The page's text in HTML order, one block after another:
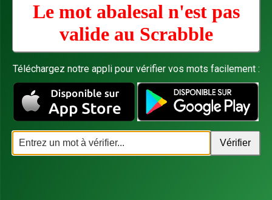
Le mot abalesal n'est pas
valide au Scrabble
Téléchargez notre appli pour vérifier vos mots facilement :